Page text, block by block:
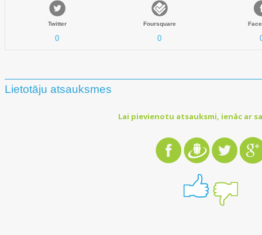
Twitter
0
Foursquare
0
Lietotāju atsauksmes
Lai pievienotu atsauksmi, ienāc ar